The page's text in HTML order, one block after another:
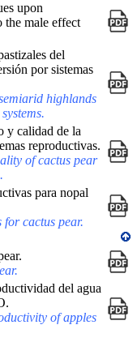
upon
the male effect
del
por sistemas
highlands
y calidad de la
reproductivas.
of cactus pear
para nopal
cactus pear.
del agua
of apples